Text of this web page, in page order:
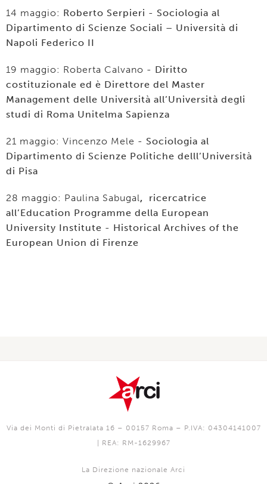
14 maggio: Roberto Serpieri - Sociologia al
Dipartimento di Scienze Sociali – Università di
Napoli Federico II
19 maggio: Roberta Calvano - Diritto
costituzionale ed è Direttore del Master
Management delle Università all’Università degli
studi di Roma Unitelma Sapienza
21 maggio: Vincenzo Mele - Sociologia al
Dipartimento di Scienze Politiche delll’Università
di Pisa
28 maggio: Paulina Sabugal, ricercatrice
all’Education Programme della European
University Institute - Historical Archives of the
European Union di Firenze
Via dei Monti di Pietralata 16 – 00157 Roma – P.IVA: 04304141007
| REA: RM-1629967
La Direzione nazionale Arci